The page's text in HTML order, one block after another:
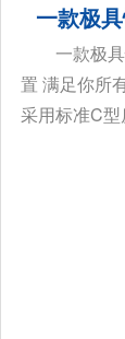
一款极
一款极
置 满足你所
采用标准C